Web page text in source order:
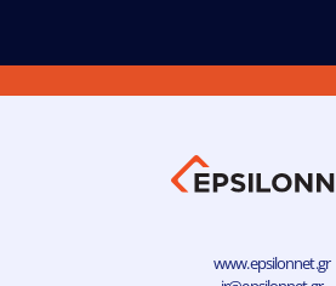
www.epsilonnet.gr